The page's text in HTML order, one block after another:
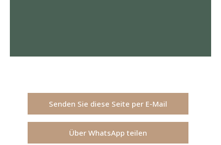
Senden Sie diese Seite per E-Mail
Über WhatsApp teilen